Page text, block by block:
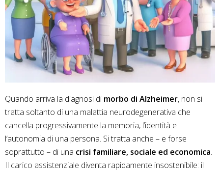
Quando arriva la diagnosi di morbo di Alzheimer, non si
tratta soltanto di una malattia neurodegenerativa che
cancella progressivamente la memoria, l’identità e
l’autonomia di una persona. Si tratta anche – e forse
soprattutto – di una crisi familiare, sociale ed economica.
Il carico assistenziale diventa rapidamente insostenibile: il